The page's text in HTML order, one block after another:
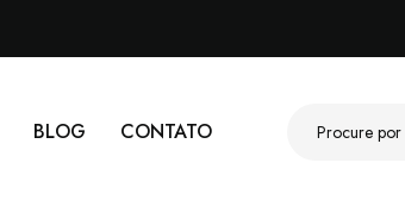
BLOG CONTATO